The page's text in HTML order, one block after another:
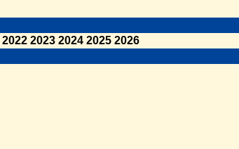
2022 2023 2024 2025 2026